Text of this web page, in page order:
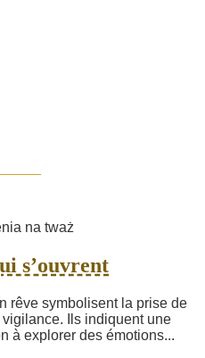
s’ouvrent
rêve symbolisent la prise de
Ils indiquent une
à explorer des émotions...